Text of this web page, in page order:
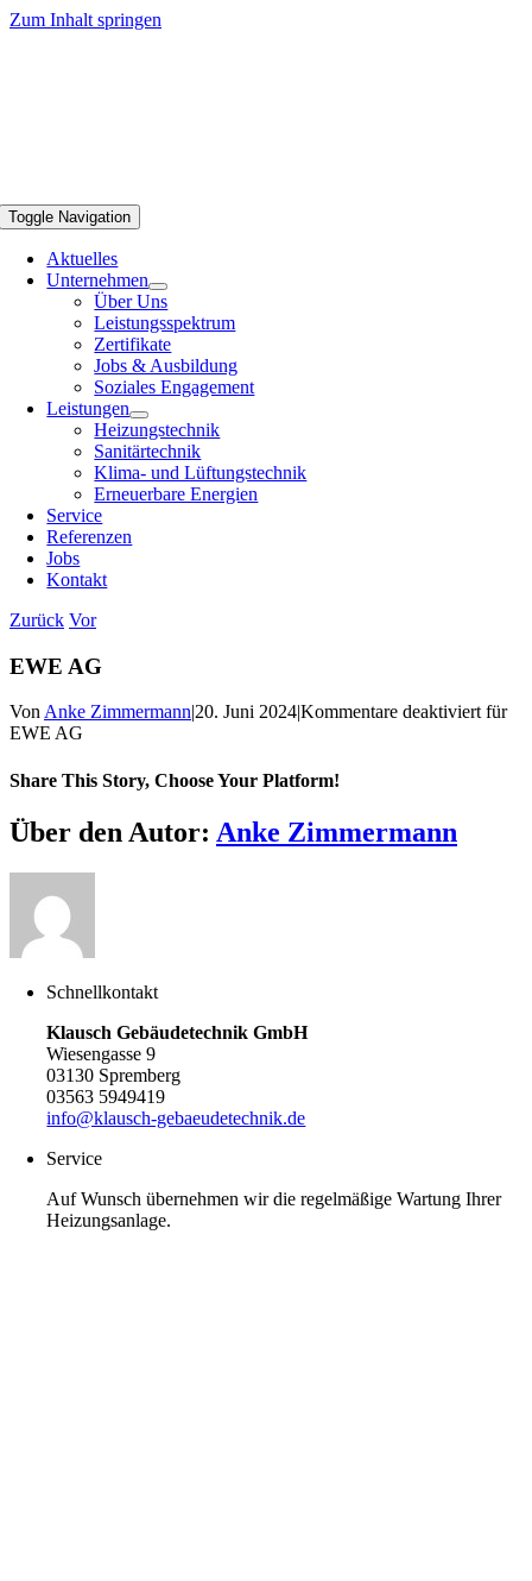
Zum Inhalt springen
Toggle Navigation
Aktuelles
Unternehmen
Über Uns
Leistungsspektrum
Zertifikate
Jobs & Ausbildung
Soziales Engagement
Leistungen
Heizungstechnik
Sanitärtechnik
Klima- und Lüftungstechnik
Erneuerbare Energien
Service
Referenzen
Jobs
Kontakt
Zurück Vor
EWE AG
VonAnke Zimmermann|20. Juni 2024|Kommentare deaktiviertfür
EWE AG
Share This Story, Choose Your Platform!
Über den Autor: Anke Zimmermann
Schnellkontakt
Klausch Gebäudetechnik GmbH
Wiesengasse 9
03130 Spremberg
03563 5949419
info@klausch-gebaeudetechnik.de
Service
Auf Wunsch übernehmen wir die regelmäßige Wartung Ihrer
Heizungsanlage.